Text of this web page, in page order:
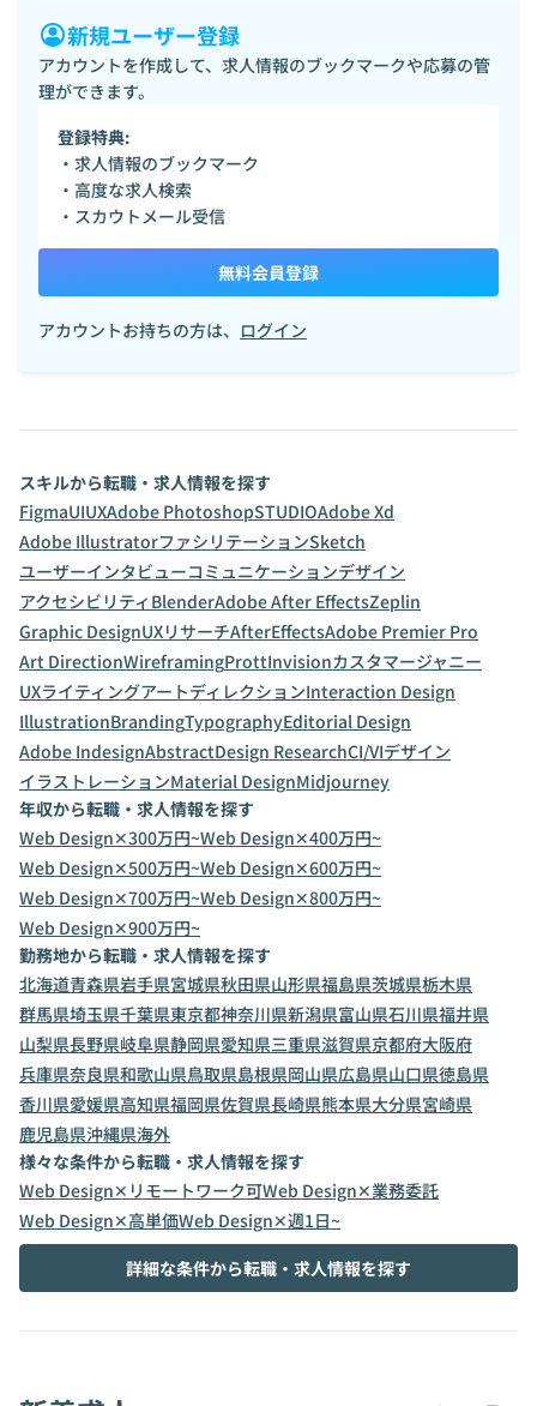
新規ユーザー登録
アカウントを作成して、求人情報のブックマークや応募の管
理ができます。
登録特典:
・求人情報のブックマーク
・高度な求人検索
・スカウトメール受信
無料会員登録
アカウントお持ちの方は、 ログイン
スキルから転職・求人情報を探す
FigmaUIUXAdobe PhotoshopSTUDIOAdobe Xd
Adobe IllustratorファシリテーションSketch
ユーザーインタビューコミュニケーションデザイン
アクセシビリティ BlenderAdobe After EffectsZeplin
Graphic DesignUXリサーチAfterEffectsAdobe Premier Pro
Art DirectionWireframingProttInvisionカスタマージャニー
UXライティングアートディレクションInteraction Design
IllustrationBrandingTypographyEditorial Design
Adobe IndesignAbstractDesign ResearchCI/VIデザイン
イラストレーションMaterial DesignMidjourney
年収から転職・求人情報を探す
Web Design✕300万円~Web Design✕400万円~
Web Design✕500万円~Web Design✕600万円~
Web Design✕700万円~Web Design✕800万円~
Web Design✕900万円~
勤務地から転職・求人情報を探す
北海道青森県岩手県宮城県秋田県山形県福島県茨城県栃木県
群馬県埼玉県千葉県東京都神奈川県新潟県富山県石川県福井県
山梨県長野県岐阜県静岡県愛知県三重県滋賀県京都府大阪府
兵庫県奈良県和歌山県鳥取県島根県岡山県広島県山口県徳島県
香川県愛媛県高知県福岡県佐賀県長崎県熊本県大分県宮崎県
鹿児島県沖縄県海外
様々な条件から転職・求人情報を探す
Web Design✕リモートワーク可Web Design✕業務委託
Web Design✕高単価Web Design✕週1日~
詳細な条件から転職・求人情報を探す